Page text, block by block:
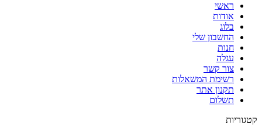
ראשי
אודות
בלוג
החשבון שלי
חנות
עגלה
צור קשר
רשימת המשאלות
תקנון אתר
תשלום
קטגוריות